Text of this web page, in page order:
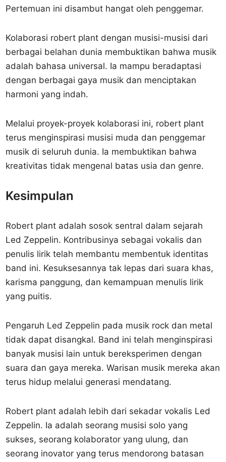
Pertemuan ini disambut hangat oleh penggemar.
Kolaborasi robert plant dengan musisi-musisi dari
berbagai belahan dunia membuktikan bahwa musik
adalah bahasa universal. Ia mampu beradaptasi
dengan berbagai gaya musik dan menciptakan
harmoni yang indah.
Melalui proyek-proyek kolaborasi ini, robert plant
terus menginspirasi musisi muda dan penggemar
musik di seluruh dunia. Ia membuktikan bahwa
kreativitas tidak mengenal batas usia dan genre.
Kesimpulan
Robert plant adalah sosok sentral dalam sejarah
Led Zeppelin. Kontribusinya sebagai vokalis dan
penulis lirik telah membantu membentuk identitas
band ini. Kesuksesannya tak lepas dari suara khas,
karisma panggung, dan kemampuan menulis lirik
yang puitis.
Pengaruh Led Zeppelin pada musik rock dan metal
tidak dapat disangkal. Band ini telah menginspirasi
banyak musisi lain untuk bereksperimen dengan
suara dan gaya mereka. Warisan musik mereka akan
terus hidup melalui generasi mendatang.
Robert plant adalah lebih dari sekadar vokalis Led
Zeppelin. Ia adalah seorang musisi solo yang
sukses, seorang kolaborator yang ulung, dan
seorang inovator yang terus mendorong batasan